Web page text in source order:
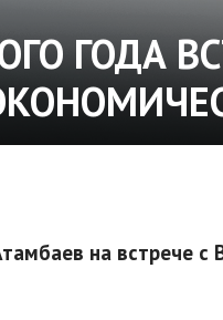
ГОДА
на встрече